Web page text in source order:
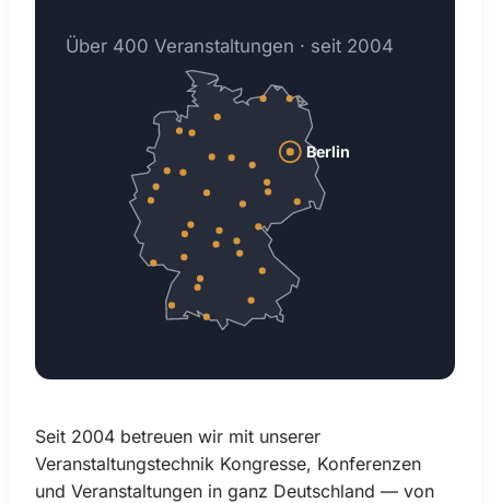
Über 400 Veranstaltungen · seit 2004
Berlin
Seit 2004 betreuen wir mit unserer
Veranstaltungstechnik Kongresse, Konferenzen
und Veranstaltungen in ganz Deutschland — von